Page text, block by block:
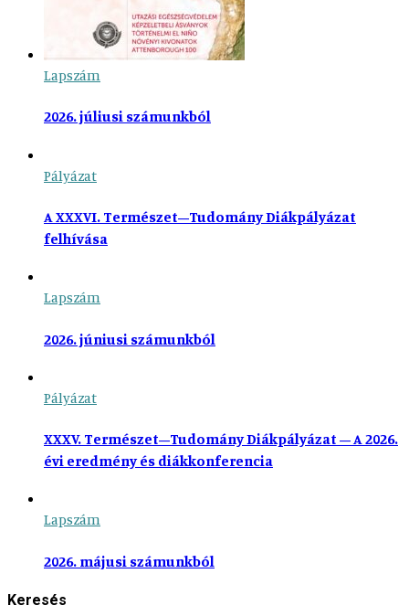
Lapszám
2026. júliusi számunkból
Pályázat
A XXXVI. Természet–Tudomány Diákpályázat
felhívása
Lapszám
2026. júniusi számunkból
Pályázat
XXXV. Természet–Tudomány Diákpályázat – A 2026.
évi eredmény és diákkonferencia
Lapszám
2026. májusi számunkból
Keresés